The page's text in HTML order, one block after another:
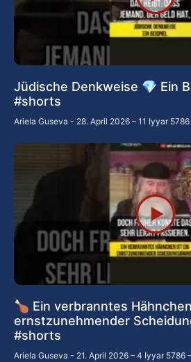
Jüdische Denkweise 💎 Ein
#shorts
Ariela Guseva 28. April 2026 – 11 Iyyar
🍗 Ein verbranntes
ernstzunehmender
#shorts
Ariela Guseva 21. April 2026 – 4 Iyyar 5786